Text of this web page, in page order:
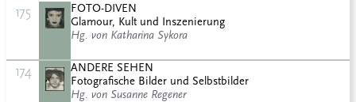
175
FOTO-DIVEN
Glamour, Kult und Inszenierung
Hg. von Katharina Sykora
174
ANDERE SEHEN
Fotografische Bilder und Selbstbilder
Hg. von Susanne Regener